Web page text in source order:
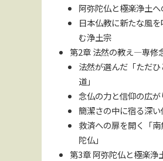
阿弥陀仏と極楽浄土
日本仏教に新たな風
む浄土宗
第2章 法然の教え—専修
法然が選んだ「ただひ
道」
念仏の力と信仰の広が
簡潔さの中に宿る深い
救済への扉を開く「
陀仏」
第3章 阿弥陀仏と極楽